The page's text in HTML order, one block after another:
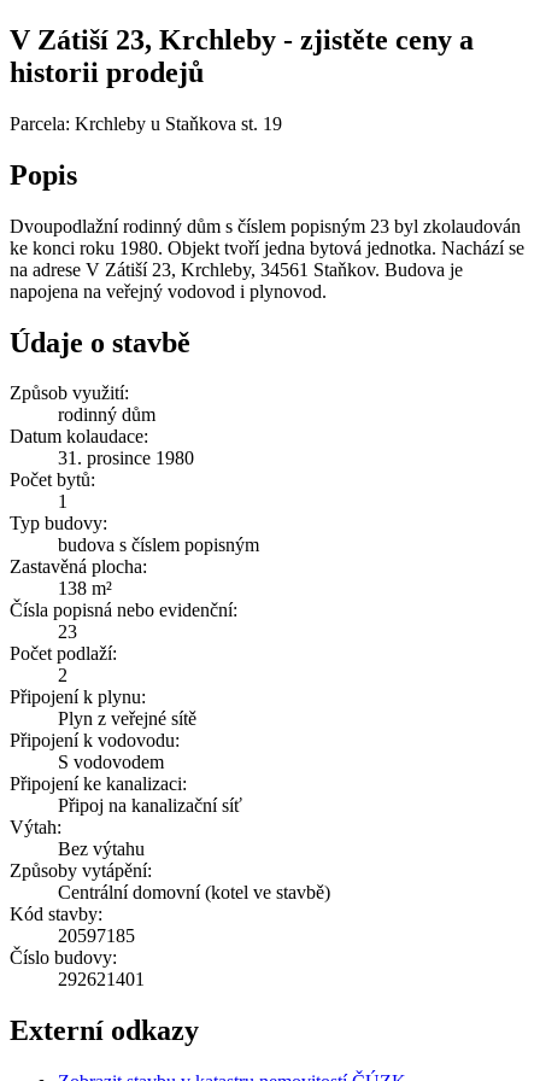
V Zátiší 23, Krchleby - zjistěte ceny a
historii prodejů
Parcela: Krchleby u Staňkova st. 19
Popis
Dvoupodlažní rodinný dům s číslem popisným 23 byl zkolaudován
ke konci roku 1980. Objekt tvoří jedna bytová jednotka. Nachází se
na adrese V Zátiší 23, Krchleby, 34561 Staňkov. Budova je
napojena na veřejný vodovod i plynovod.
Údaje o stavbě
Způsob využití:
rodinný dům
Datum kolaudace:
31. prosince 1980
Počet bytů:
1
Typ budovy:
budova s číslem popisným
Zastavěná plocha:
138 m²
Čísla popisná nebo evidenční:
23
Počet podlaží:
2
Připojení k plynu:
Plyn z veřejné sítě
Připojení k vodovodu:
S vodovodem
Připojení ke kanalizaci:
Připoj na kanalizační síť
Výtah:
Bez výtahu
Způsoby vytápění:
Centrální domovní (kotel ve stavbě)
Kód stavby:
20597185
Číslo budovy:
292621401
Externí odkazy